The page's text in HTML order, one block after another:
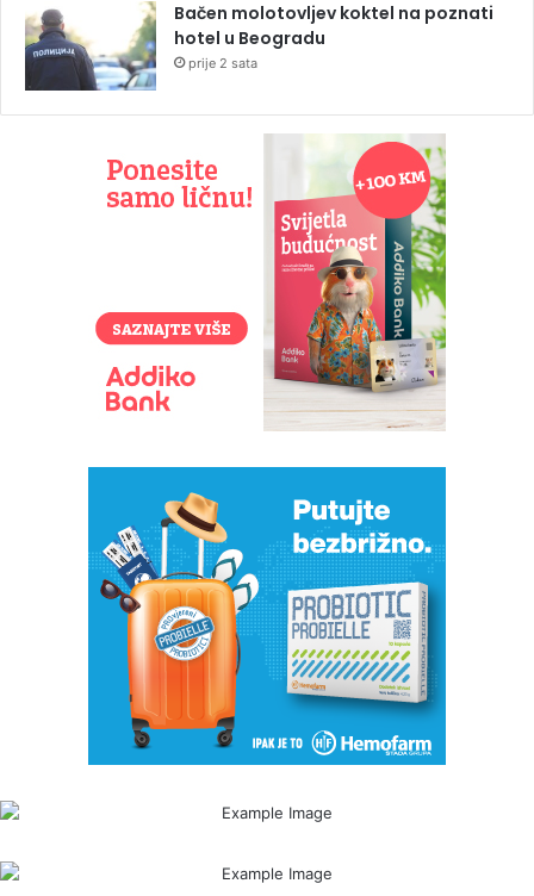
Bačen molotovljev koktel na poznati
hotel u Beogradu
prije 2 sata